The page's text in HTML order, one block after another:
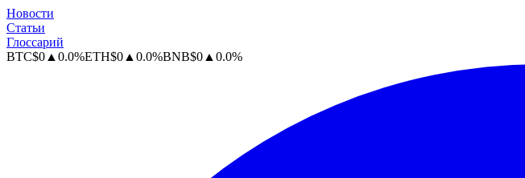
Новости
Статьи
Глоссарий
BTC$0 ▲ 0.0%ETH$0 ▲ 0.0%BNB$0 ▲ 0.0%